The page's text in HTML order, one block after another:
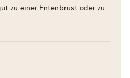
zu einer Entenbrust oder zu